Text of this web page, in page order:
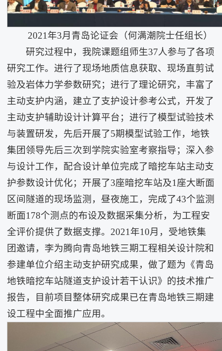
2021年3月青岛论证会（何满潮院士任组长）
研究过程中，我院课题组师生37人参与了各项
研究工作。进行了现场地质信息获取、现场直剪试
验及岩体力学参数研究；进行了理论研究，丰富了
主动支护内涵，建立了支护设计参考公式，开发了
主动支护辅助设计计算平台；进行了模型试验技术
与装置研发，先后开展了5期模型试验工作，地铁
集团领导先后三次到学院实验室考察指导；深入参
与设计工作，配合设计单位完成了暗挖车站主动支
护参数设计优化；开展了3座暗挖车站及1座大断面
区间隧道的现场监测，昼夜施工，完成了43个监测
断面178个测点的布设及数据采集分析，为工程安
全评价提供了数据支撑。2021年10月，受地铁集
团邀请，李为腾向青岛地铁三期工程相关设计院和
参建单位介绍主动支护研究成果，做了题为《青岛
地铁暗挖车站隧道支护设计若干认识》的技术推广
报告，目前项目整体研究成果已在青岛地铁三期建
设工程中全面推广应用。